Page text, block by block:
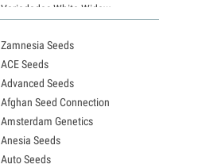
Variedades White Widow
Semillas de Granddaddy Purple
Semillas de OG Kush
Semillas de Blue Dream
Semillas de Lemon Haze
Semillas de Bruce Banner
Semillas de Gelato
Semillas de Sour Diesel
Zamnesia Seeds
ACE Seeds
Advanced Seeds
Afghan Seed Connection
Amsterdam Genetics
Anesia Seeds
Auto Seeds